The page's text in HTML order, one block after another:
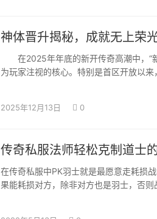
神体晋升揭秘，成就无上荣
在2025年年底的新开传奇高潮中，“
为玩家注视的核心。特别是首区开放以
2025年12月13日 0
传奇私服法师轻松克制道士
在传奇私服中PK羽士就是最愿意走耗损
果能耗损对方，除非对方也是羽士，否